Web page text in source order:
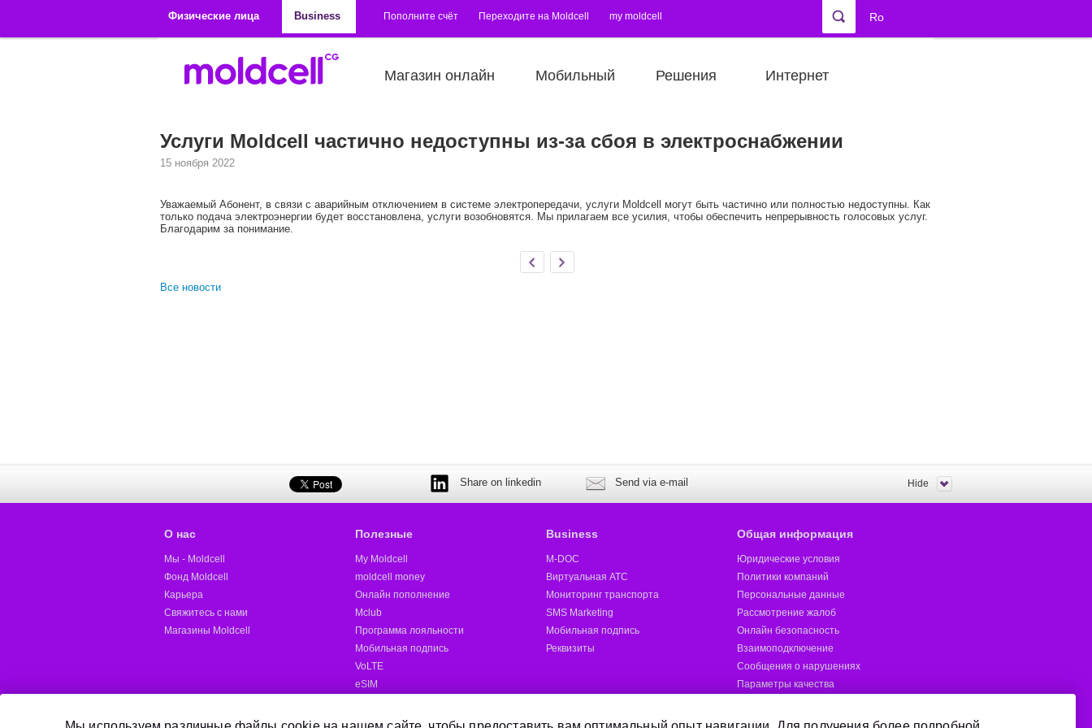
Физические лица
Business Пополните счёт Переходите на Moldcell my moldcell Ro
Магазин онлайн Мобильный Решения Интернет
Услуги Moldcell частично недоступны из-за сбоя в электроснабжении
15 ноября 2022
Уважаемый Абонент, в связи с аварийным отключением в системе электропередачи, услуги Moldcell могут быть частично или полностью недоступны. Как
только подача электроэнергии будет восстановлена, услуги возобновятся. Мы прилагаем все усилия, чтобы обеспечить непрерывность голосовых услуг.
Благодарим за понимание.
Все новости
Share on linkedin Send via e-mail Hide
О нас
Мы - Moldcell
Фонд Moldcell
Карьера
Свяжитесь с нами
Магазины Moldcell
Полезные
My Moldcell
moldcell money
Онлайн пополнение
Mclub
Программа лояльности
Мобильная подпись
VoLTE
eSIM
Business
M-DOC
Виртуальная АТС
Мониторинг транспорта
SMS Marketing
Мобильная подпись
Реквизиты
Общая информация
Юридические условия
Политики компаний
Персональные данные
Рассмотрение жалоб
Онлайн безопасность
Взаимоподключение
Сообщения о нарушениях
Параметры качества